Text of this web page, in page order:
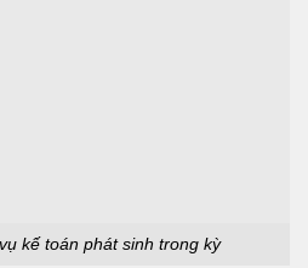
kế toán phát sinh trong kỳ